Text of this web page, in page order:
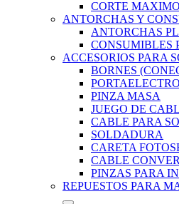
CORTE
ANTORCHAS Y
ANTORCHAS
CONSUMIBLES
ACCESORIOS PARA
BORNES
PINZA MASA
JUEGO DE
CABLE PARA
SOLDADURA
CARETA
CABLE
PINZAS PARA
REPUESTOS PARA